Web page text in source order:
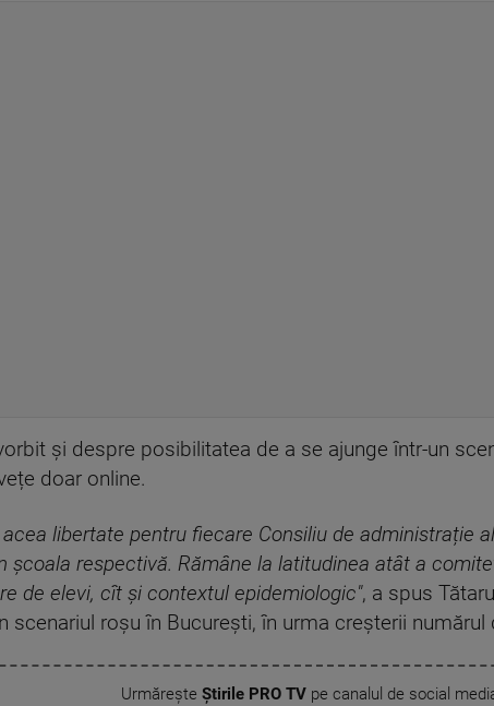
și despre posibilitatea de a se ajunge într-un
doar online.
libertate pentru fiecare Consiliu de administrație
școala respectivă. Rămâne la latitudinea atât a
de elevi, cît și contextul epidemiologic", a spus
scenariul roșu în București, în urma creșterii numărul
Urmărește Știrile PRO TVpe canalul de social